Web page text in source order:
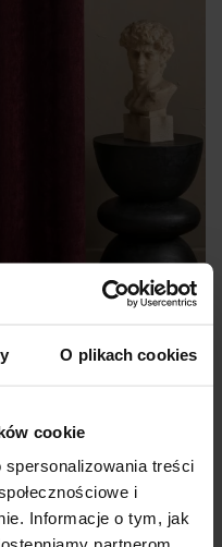
O plikach cookies
cookie
treści
i
Informacje o tym, jak
z tkaniny o